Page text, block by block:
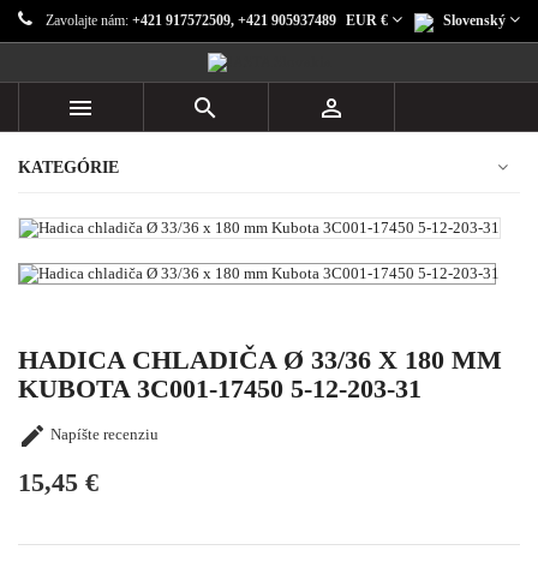
Zavolajte nám: +421 917572509, +421 905937489 Slovenský
EUR €
  
KATEGÓRIE
HADICA CHLADIČA Ø 33/36 X 180 MM
KUBOTA 3C001-17450 5-12-203-31
 Napíšte recenziu
15,45 €